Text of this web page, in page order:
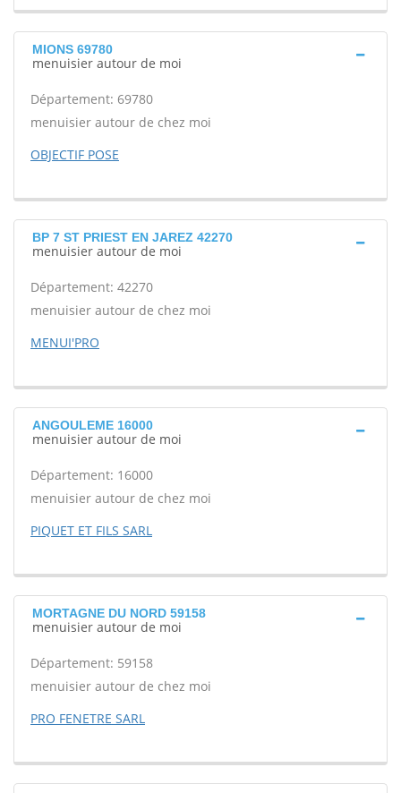
MIONS 69780
menuisier autour de moi
Département: 69780
menuisier autour de chez moi
OBJECTIF POSE
BP 7 ST PRIEST EN JAREZ 42270
menuisier autour de moi
Département: 42270
menuisier autour de chez moi
MENUI'PRO
ANGOULEME 16000
menuisier autour de moi
Département: 16000
menuisier autour de chez moi
PIQUET ET FILS SARL
MORTAGNE DU NORD 59158
menuisier autour de moi
Département: 59158
menuisier autour de chez moi
PRO FENETRE SARL